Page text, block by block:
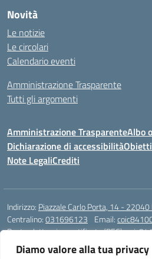
Diamo valore alla tua privacy
Novità
Le notizie
Le circolari
Calendario eventi
Amministrazione Trasparente
Tutti gli argomenti
Amministrazione TrasparenteAlbo
Dichiarazione di accessibilità
Note LegaliCrediti
Indirizzo: Piazzale Carlo Porta, 14 - 22040
Centralino:031696123 Email:
Posta elettronica certificata (PEC):
Codice fiscale: 82002040135